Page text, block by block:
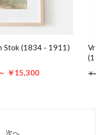
Stok (1834 - 1911)
￥15,300 ￥
次へ